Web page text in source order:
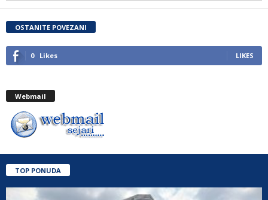
OSTANITE POVEZANI
0 Likes LIKES
Webmail
TOP PONUDA